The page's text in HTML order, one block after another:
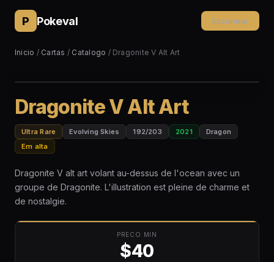
P Pokeval Escanear
Inicio / Cartas / Catalogo / Dragonite V Alt Art
Dragonite V Alt Art
Ultra Rare Evolving Skies 192/203 2021
Dragon
Em alta
Dragonite V alt art volant au-dessus de l'ocean avec un
groupe de Dragonite. L'illustration est pleine de charme et
de nostalgie.
PRECO MIN
$40